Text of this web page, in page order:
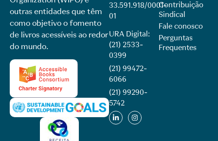
outras entidades que têm
como objetivo o fomento
de livros acessíveis ao redor
do mundo.
33.591.918/0001-
01
URA Digital:
(21) 2533-
0399
(21) 99472-
6066
(21) 99290-
5742​
Contribuição
Sindical
Fale conosco
Perguntas
Frequentes